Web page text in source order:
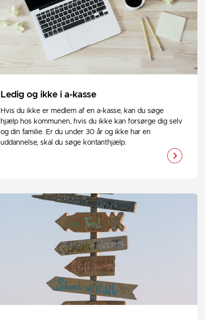
Ledig og ikke i a-kasse
Hvis du ikke er medlem af en a-kasse, kan du søge
hjælp hos kommunen, hvis du ikke kan forsørge dig selv
og din familie. Er du under 30 år og ikke har en
uddannelse, skal du søge kontanthjælp.